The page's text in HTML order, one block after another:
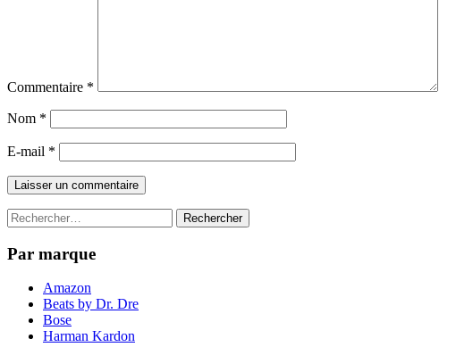
Commentaire *
Nom *
E-mail *
Rechercher :
Par marque
Amazon
Beats by Dr. Dre
Bose
Harman Kardon